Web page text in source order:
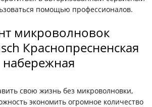
помощью профессионалов.
микроволновок
Краснопресненская
набережная
свою жизнь без микроволновки,
экономить огромное количество